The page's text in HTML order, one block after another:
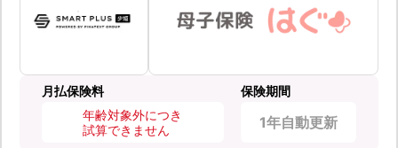
月払保険料
年齢対象外につき
試算できません
保険期間
1年自動更新